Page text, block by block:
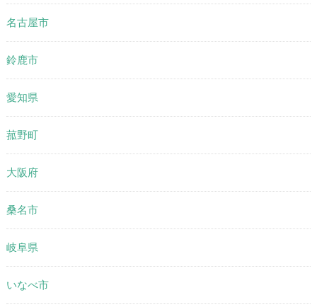
名古屋市
鈴鹿市
愛知県
菰野町
大阪府
桑名市
岐阜県
いなべ市